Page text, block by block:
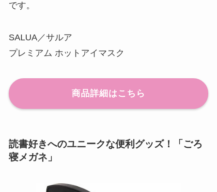
です。
SALUA／サルア
プレミアム ホットアイマスク
商品詳細はこちら
読書好きへのユニークな便利グッズ！「ごろ
寝メガネ」